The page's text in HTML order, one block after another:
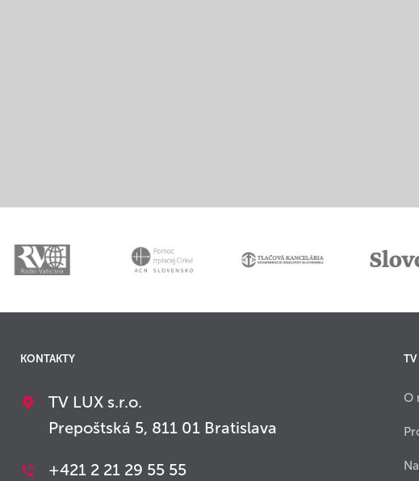
KONTAKTY
TV LUX s.r.o.
Prepoštská 5, 811 01 Bratislava
+421 2 21 29 55 55
TV
O